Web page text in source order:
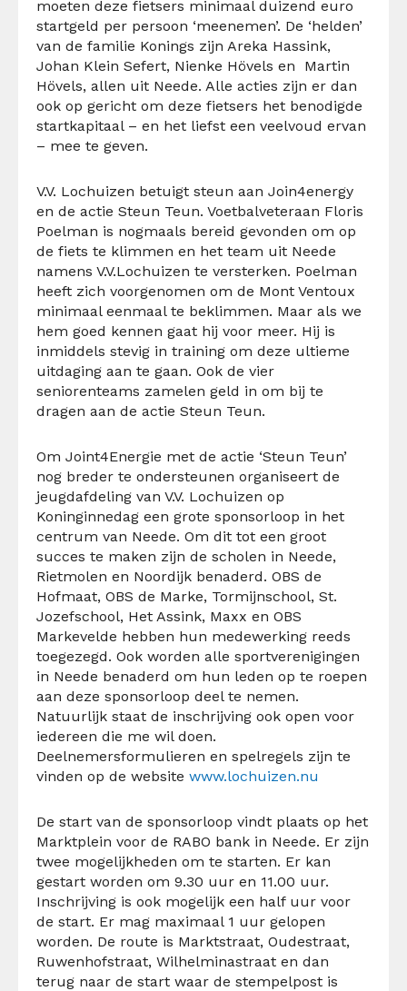
moeten deze fietsers minimaal duizend euro
startgeld per persoon ‘meenemen’. De ‘helden’
van de familie Konings zijn Areka Hassink,
Johan Klein Sefert, Nienke Hövels en Martin
Hövels, allen uit Neede. Alle acties zijn er dan
ook op gericht om deze fietsers het benodigde
startkapitaal – en het liefst een veelvoud ervan
– mee te geven.
V.V. Lochuizen betuigt steun aan Join4energy
en de actie Steun Teun. Voetbalveteraan Floris
Poelman is nogmaals bereid gevonden om op
de fiets te klimmen en het team uit Neede
namens V.V.Lochuizen te versterken. Poelman
heeft zich voorgenomen om de Mont Ventoux
minimaal eenmaal te beklimmen. Maar als we
hem goed kennen gaat hij voor meer. Hij is
inmiddels stevig in training om deze ultieme
uitdaging aan te gaan. Ook de vier
seniorenteams zamelen geld in om bij te
dragen aan de actie Steun Teun.
Om Joint4Energie met de actie ‘Steun Teun’
nog breder te ondersteunen organiseert de
jeugdafdeling van V.V. Lochuizen op
Koninginnedag een grote sponsorloop in het
centrum van Neede. Om dit tot een groot
succes te maken zijn de scholen in Neede,
Rietmolen en Noordijk benaderd. OBS de
Hofmaat, OBS de Marke, Tormijnschool, St.
Jozefschool, Het Assink, Maxx en OBS
Markevelde hebben hun medewerking reeds
toegezegd. Ook worden alle sportverenigingen
in Neede benaderd om hun leden op te roepen
aan deze sponsorloop deel te nemen.
Natuurlijk staat de inschrijving ook open voor
iedereen die me wil doen.
Deelnemersformulieren en spelregels zijn te
vinden op de website www.lochuizen.nu
De start van de sponsorloop vindt plaats op het
Marktplein voor de RABO bank in Neede. Er zijn
twee mogelijkheden om te starten. Er kan
gestart worden om 9.30 uur en 11.00 uur.
Inschrijving is ook mogelijk een half uur voor
de start. Er mag maximaal 1 uur gelopen
worden. De route is Marktstraat, Oudestraat,
Ruwenhofstraat, Wilhelminastraat en dan
terug naar de start waar de stempelpost is